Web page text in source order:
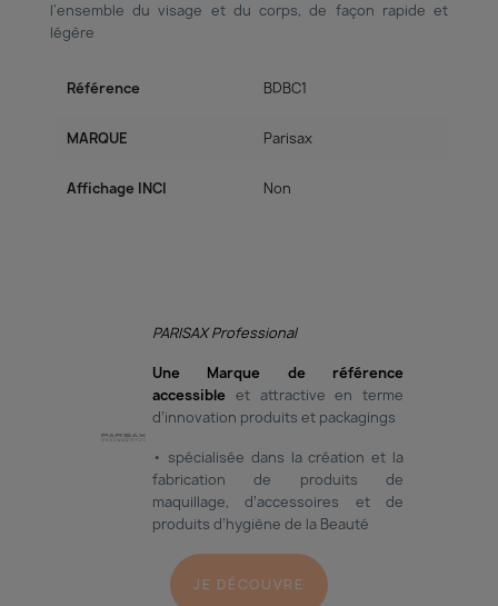
l'ensemble du visage et du corps, de façon rapide et
légère
Référence BDBC1
MARQUE Parisax
Affichage INCI Non
PARISAX Professional
Une Marque de référence
accessible et attractive en terme
d’innovation produits et packagings
• spécialisée dans la création et la
fabrication de produits de
maquillage, d’accessoires et de
produits d’hygiène de la Beauté
JE DÉCOUVRE